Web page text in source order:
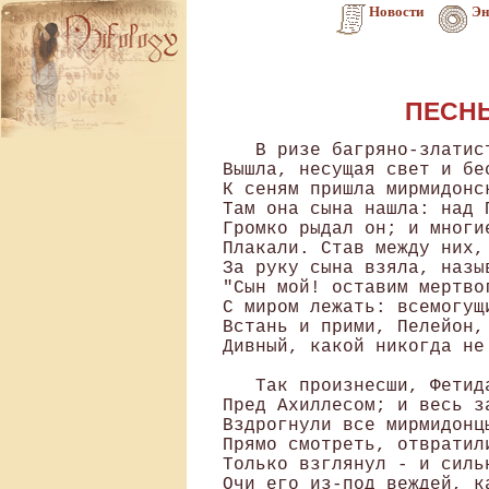
Новости
В ризе багряно-златистой из волн Океана денница 
Вышла, несущая свет и бессмертным и смертным: Фетида 
К сеням пришла мирмидонским с блистательным даром от бога. 
Там она сына нашла: над Патроклом своим распростертый, 
Громко рыдал он; и многие окрест друзья мирмидонцы    (5) 
Плакали. Став между них, среброногая матерь-богиня 
За руку сына взяла, называла и так говорила: 
"Сын мой! оставим мертвого, как ни прискорбно то сердцу, 
С миром лежать: всемогущих богов он волей повержен. 
Встань и прими, Пелейон, от Гефеста доспех велелепный,    (10) 
Дивный, какой никогда не сиял вкруг рамен человека". 

   Так произнесши, Фетида на землю доспех положила 
Пред Ахиллесом; и весь зазвучал он, украшенный дивно. 
Вздрогнули все мирмидонцы; не мог ни один на доспехи 
Прямо смотреть, отвратились они; Ахиллес же могучий    (15) 
Только взглянул - и сильнейшим наполнился гневом: ужасно 
Очи его из-под веждей, как огненный пыл, засверкали. 
С радостью взяв, любовался он даром сияющим бога; 
И, когда свое сердце нарадовал, смотря на чудо, 
К матери сереброногой крылатую речь устремил он:    (20) 
"Матерь! доспех сей бессмертного дар; несомнительно должен 
Быть он творением бога, не смертного мужа он дело. 
Ныне ж я вооружаюся. Но об одном беспокойно 
Сердце мое, чтобы тою порою в Патрокловом теле 
Муки, проникши в глубокие, медью пробитые раны,    (25) 
Алчных червей не родили; они исказят его образ 
(Жизнь от него отлетела! ), и тление тело обымет! " 

   Вновь говорила ему среброногая матерь Фетида: 
"Сын мой! заботой о сем не тревожь ты более сердца. 
Я попекусь отгонять от него кровожадные сонмы    (30) 
Мух, которые тело убитых мужей пожирают; 
И хотя бы лежал он в течение круглого года, 
Тело его невредимо и даже прекраснее будет. 
Ты же, мой сын, на собранье созвавши героев ахейских, 
Гнев прекрати на Атреева сына, владыку народов;    (35) 
Быстро на бой ополчись и могучестью вновь облекися". 

   Так говорила - и дух дерзновеннейший сыну вдохнула. 
Другу ж его и амброзию в ноздри, и нектар багряный 
Тихо влияла, да тело его невредимо пребудет. 

   Быстро по берегу моря пошел Ахиллес быстроногий,    (40) 
Голосом страшным крича; и всех взволновал он ахеян. 
Мужи, которые прежде всегда при судах оставались, 
Все корабельщики, кои судов управляли кормилом, 
Даже зажитники ратных дружин, раздаватели хлеба,- 
Все поспешили в собранье, когда Ахиллес благородный    (45) 
Вновь показался, столь долго чуждавшийся брани кровавой. 
Двое хромаючи шли, знаменитые слуги Арея, 
Царь Одиссей и Тидид Диомед, воеватель могучий, 
Шли, опираясь на копья, неся еще тяжкие раны. 
Оба, пришедши, они на местах передних воссели;    (50) 
Вслед их притек и Атрид, повелитель мужей Агамемнон, 
Раной недужный: зане и его среди бурного боя 
Ранил Коон Антенорид огромною пикою медной. 
И, когда уже все на собранье сошлися ахейцы, 
Встал между ними и так говорил Ахиллес быстроногий:    (55) 
"Царь Агамемнон! полезнее было бы, если бы прежде 
Так поступили мы оба, когда, в огорчении нашем, 
Гложущей душу враждой воспылали за пленную деву! 
О! почто Артемида сей девы стрелой не пронзила 
В день, как ее между пленниц избрал я, Лирнесс разоривши:    (60) 
Столько ахейских героев земли не глодало б зубами, 
Пав под руками враждебных, когда я упорствовал в гневе! 
Гектор и Трои сыны веселятся о том, а данаи 
Долго, я думаю, будут раздор наш погибельный помнить. 
Но совершившеесь прежде оставим в прискорбии нашем,    (65) 
Гордое сердце в груди укротим, как велит неизбежность. 
Ныне я гнев оставляю решительно; я не намерен 
Сердца крушить враждой бесконечною. Царь Агамемнон, 
В битву подвигни скорее медянодоспешных данаев; 
Дай мне скорее идти на троян и еще испытать их,    (70) 
Иль и теперь ночевать пред судами намерены? Нет, уповаю, 
Радостно каждый из них утомленные склонит колена, 
Каждый, на пламенной битве от наших оружий избывший! " 

   Так говорил, - и наполнились радостью все аргивяне, 
Слыша, что гнев навсегда оставляет Пелид благородный.    (75) 
Начал тогда говорить повелитель мужей Агамемнон, 
С места восстав, где сидел, но стоять на средину не вышел: 
"Други, данаи герои, бесстрашные слуги Арея! 
Вставшего надобно слушать; начавшего слово не должно 
Перерывать: затруднится и самый искусный вития.    (80) 
В шумном народном говоре можно ли что-либо слышать, 
Или сказать? - заглушится вития, как ни был бы громок. 
С сыном Пелеевым я объясняюся; вы же, ахейцы, 
Слушайте все со вниманьем и речи мои вразумите. - 
Часто о деле мне сем говорили ахейские мужи;    (85) 
Часто винили меня, но не я, о ахейцы, виновен; 
Зевс Эгиох, и Судьба, и бродящая в мраках Эриннис: